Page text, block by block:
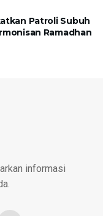
Patroli Subuh
Ramadhan
informasi